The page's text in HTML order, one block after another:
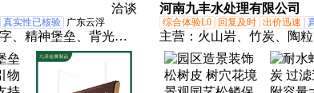
洽谈
真实性已核验 广东云浮
、精神堡垒、背光
、廊架、吊牌灯箱、
河南九丰水处理有限公司
综合体验L0 回复及时 出价迅速
主营： 火山岩、竹炭、陶